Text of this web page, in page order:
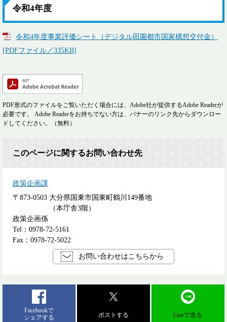
令和4年度
令和4年度事業評価シート（デジタル田園都市国家構想交付金）
[PDFファイル／335KB]
PDF形式のファイルをご覧いただく場合には、Adobe社が提供するAdobe Readerが
必要です。
Adobe Readerをお持ちでない方は、バナーのリンク先からダウンロー
ドしてください。（無料）
このページに関するお問い合わせ先
政策企画課
〒873-0503 大分県国東市国東町鶴川149番地
（本庁舎3階）
政策企画係
Tel：0978-72-5161
Fax：0978-72-5022
お問い合わせはこちらから
Facebookで
シェアする
ポストする Lineで送る